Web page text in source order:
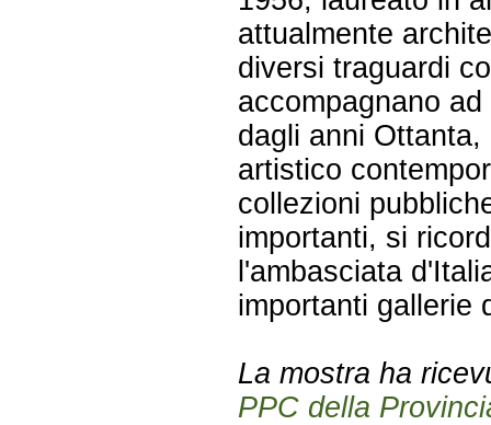
attualmente
diversi traguardi
accompagnano
dagli anni
artistico
collezioni
importanti, si
l'ambasciata
importanti gallerie
La mostra ha
PPC della